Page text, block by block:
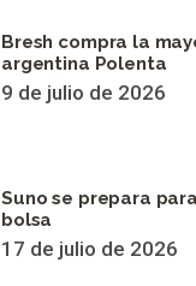
Bresh compra la
argentina Polenta
9 de julio de 2026
Suno se prepara
bolsa
17 de julio de 2026